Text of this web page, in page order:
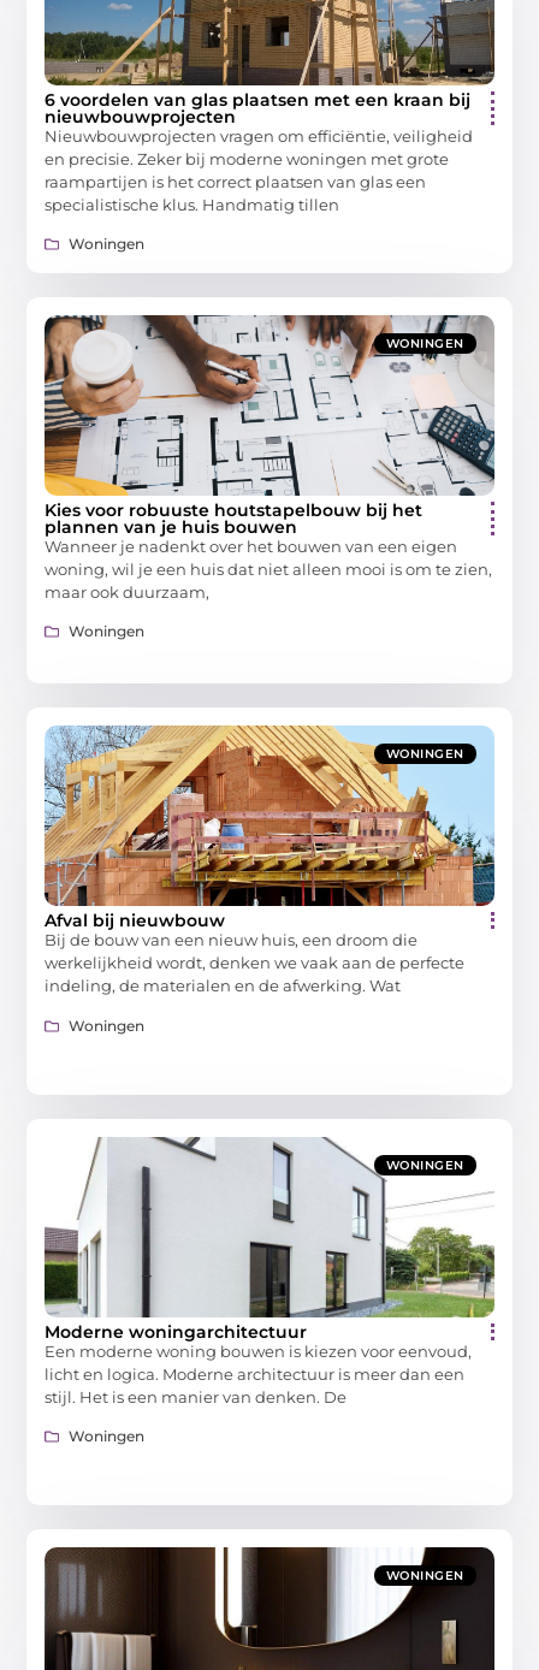
6 voordelen van glas plaatsen met een kraan bij
nieuwbouwprojecten
Nieuwbouwprojecten vragen om efficiëntie, veiligheid
en precisie. Zeker bij moderne woningen met grote
raampartijen is het correct plaatsen van glas een
specialistische klus. Handmatig tillen
Woningen
WONINGEN
Kies voor robuuste houtstapelbouw bij het
plannen van je huis bouwen
Wanneer je nadenkt over het bouwen van een eigen
woning, wil je een huis dat niet alleen mooi is om te zien,
maar ook duurzaam,
Woningen
WONINGEN
Afval bij nieuwbouw
Bij de bouw van een nieuw huis, een droom die
werkelijkheid wordt, denken we vaak aan de perfecte
indeling, de materialen en de afwerking. Wat
Woningen
WONINGEN
Moderne woningarchitectuur
Een moderne woning bouwen is kiezen voor eenvoud,
licht en logica. Moderne architectuur is meer dan een
stijl. Het is een manier van denken. De
Woningen
WONINGEN